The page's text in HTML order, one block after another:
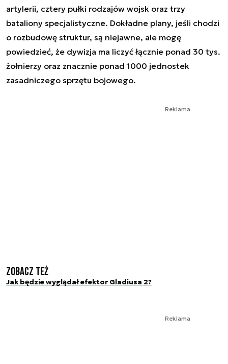
artylerii, cztery pułki rodzajów wojsk oraz trzy
bataliony specjalistyczne. Dokładne plany, jeśli chodzi
o rozbudowę struktur, są niejawne, ale mogę
powiedzieć, że dywizja ma liczyć łącznie ponad 30 tys.
żołnierzy oraz znacznie ponad 1000 jednostek
zasadniczego sprzętu bojowego.
Reklama
Zobacz też
Jak będzie wyglądał efektor Gladiusa 2?
Reklama